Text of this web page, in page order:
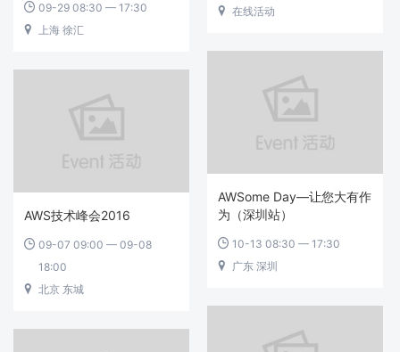
 在线活动
 09-29 08:30 — 17:30
 上海 徐汇
AWSome Day—让您大有作
为（深圳站）
 10-13 08:30 — 17:30
 广东 深圳
AWS技术峰会2016
 09-07 09:00 — 09-08
18:00
 北京 东城